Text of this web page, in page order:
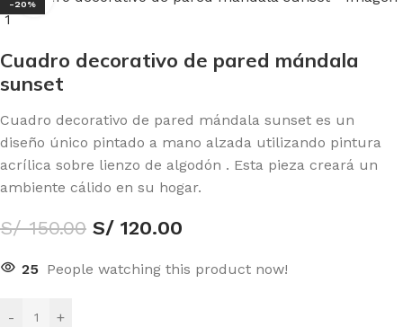
-20%
Cuadro decorativo de pared mándala
sunset
Cuadro decorativo de pared mándala sunset es un
diseño único pintado a mano alzada utilizando pintura
acrílica sobre lienzo de algodón . Esta pieza creará un
ambiente cálido en su hogar.
S/150.00 S/ 120.00
25 People watching this product now!
- +